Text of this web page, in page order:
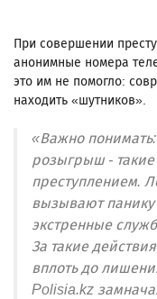
При совершении
анонимные номера
это им не помогло:
находить «шутников».
«Важно
розыгрыш -
преступлением.
вызывают
экстренные
За такие
вплоть до
Polisia.kz